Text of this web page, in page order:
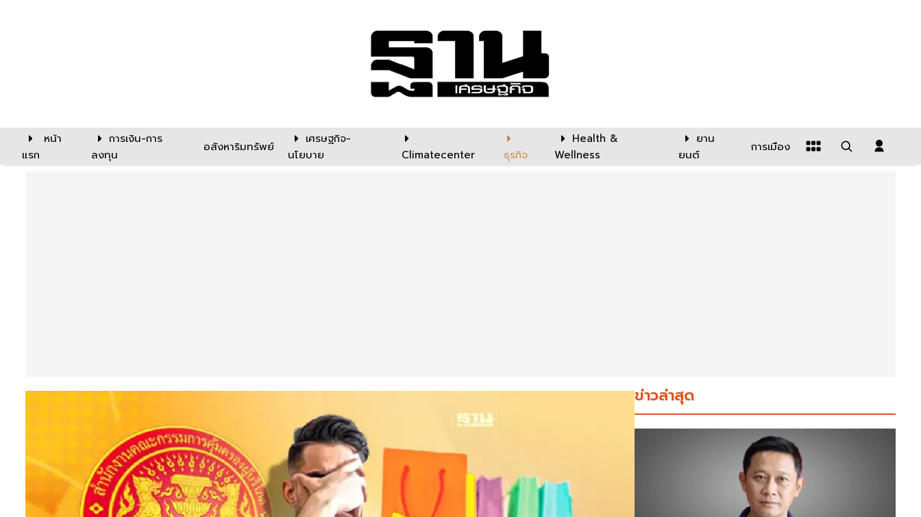
หน้า
แรก
การเงิน-การ
ลงทุน
อสังหาริมทรัพย์
เศรษฐกิจ-
นโยบาย
Climatecenter ธุรกิจ
Health &
Wellness
ยาน
ยนต์
การเมือง
ข่าวล่าสุด